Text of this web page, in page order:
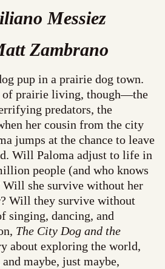
Messiez
Zambrano
pup in a prairie dog town.
of prairie living, though—the
predators, the
her cousin from the city
jumps at the chance to leave
Will Paloma adjust to life in
people (and who knows
Will she survive without her
Will they survive without
singing, dancing, and
The City Dog and the
about exploring the world,
maybe, just maybe,